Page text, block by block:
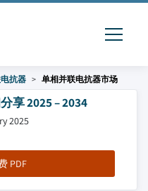
抗器 单相并联电抗器市场
享 2025 – 2034
2025
PDF